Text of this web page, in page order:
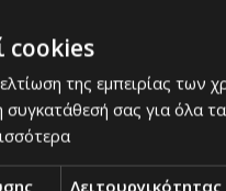
cookies
της εμπειρίας των
συγκατάθεσή σας για όλα
Λειτουργικότητας